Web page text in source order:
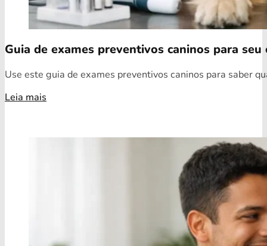
Guia de exames preventivos caninos para seu
Use este guia de exames preventivos caninos para saber
Leia mais